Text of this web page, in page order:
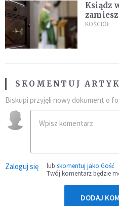
Ksiądz
się
KOŚCIÓŁ
SKOMENTUJ
Biskupi przyjęli nowy dokument o
Zaloguj się lub skomentuj jako Gość
Twój komentarz będzie
DODAJ